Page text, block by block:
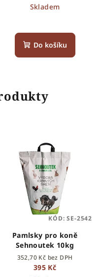
Skladem
Do košíku
Pamlsky pro koně
Sehnoutek 10kg
352,70 Kč bez DPH
395 Kč
KÓD:SE-2542